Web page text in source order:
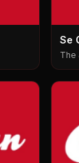
Se
The